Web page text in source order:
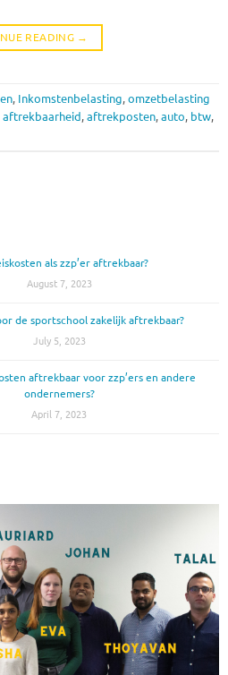
READING →
, Inkomstenbelasting, omzetbelasting
aftrekbaarheid , aftrekposten, auto, btw,
als zzp’er aftrekbaar?
August 7, 2023
de sportschool zakelijk aftrekbaar?
July 5, 2023
aftrekbaar voor zzp’ers en andere
ondernemers?
April 7, 2023